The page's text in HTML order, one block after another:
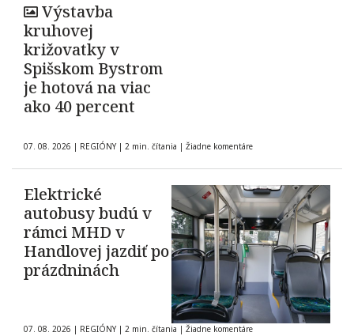
Výstavba
kruhovej
križovatky v
Spišskom Bystrom
je hotová na viac
ako 40 percent
07. 08. 2026 | REGIÓNY | 2 min. čítania | Žiadne komentáre
Elektrické
autobusy budú v
rámci MHD v
Handlovej jazdiť po
prázdninách
07. 08. 2026 | REGIÓNY | 2 min. čítania | Žiadne komentáre